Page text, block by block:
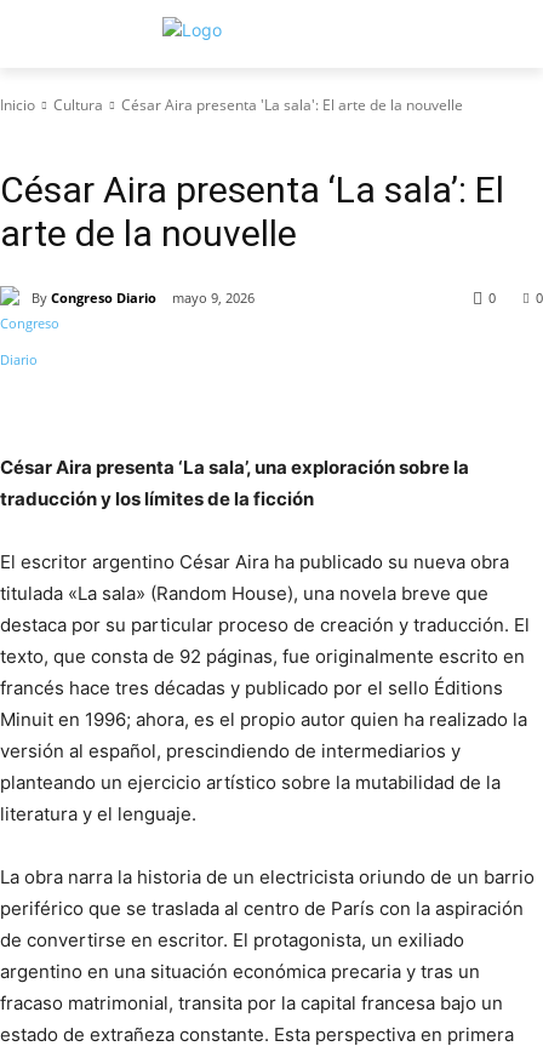
Inicio Cultura César Aira presenta 'La sala': El arte de la nouvelle
César Aira presenta ‘La sala’: El
arte de la nouvelle
By Congreso Diario mayo 9, 2026 0
0
César Aira presenta ‘La sala’, una exploración sobre la
traducción y los límites de la ficción
El escritor argentino César Aira ha publicado su nueva obra
titulada «La sala» (Random House), una novela breve que
destaca por su particular proceso de creación y traducción. El
texto, que consta de 92 páginas, fue originalmente escrito en
francés hace tres décadas y publicado por el sello Éditions
Minuit en 1996; ahora, es el propio autor quien ha realizado la
versión al español, prescindiendo de intermediarios y
planteando un ejercicio artístico sobre la mutabilidad de la
literatura y el lenguaje.
La obra narra la historia de un electricista oriundo de un barrio
periférico que se traslada al centro de París con la aspiración
de convertirse en escritor. El protagonista, un exiliado
argentino en una situación económica precaria y tras un
fracaso matrimonial, transita por la capital francesa bajo un
estado de extrañeza constante. Esta perspectiva en primera